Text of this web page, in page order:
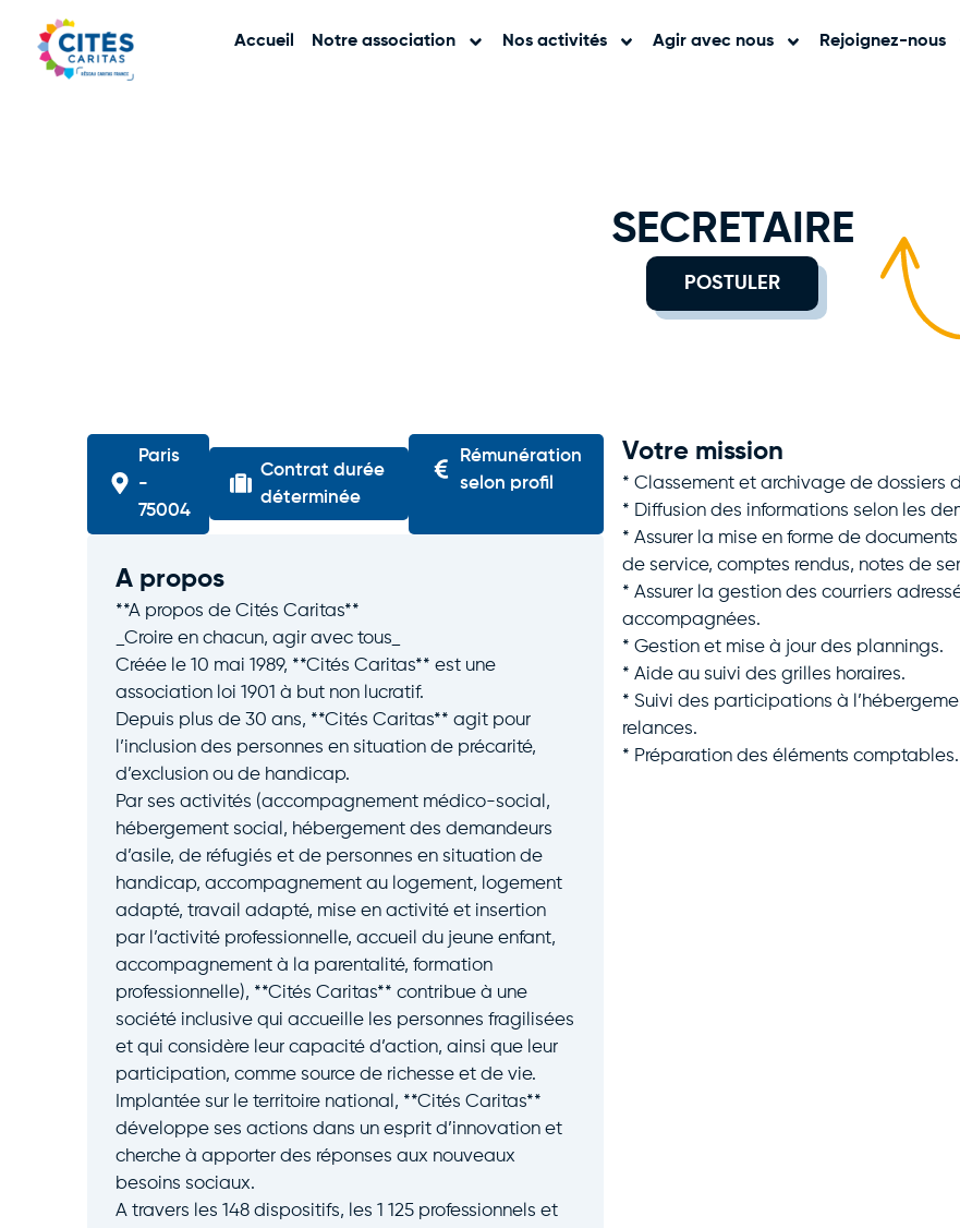
Accueil Notre association Nos activités Agir avec nous Rejoignez-nous
SECRETAIRE
POSTULER
Paris
-
75004
Contrat durée
déterminée
Rémunération
selon profil
A propos
**A propos de Cités Caritas**
_Croire en chacun, agir avec tous_
Créée le 10 mai 1989, **Cités Caritas** est une
association loi 1901 à but non lucratif.
Depuis plus de 30 ans, **Cités Caritas** agit pour
l’inclusion des personnes en situation de précarité,
d’exclusion ou de handicap.
Par ses activités (accompagnement médico-social,
hébergement social, hébergement des demandeurs
d’asile, de réfugiés et de personnes en situation de
handicap, accompagnement au logement, logement
adapté, travail adapté, mise en activité et insertion
par l’activité professionnelle, accueil du jeune enfant,
accompagnement à la parentalité, formation
professionnelle), **Cités Caritas** contribue à une
société inclusive qui accueille les personnes fragilisées
et qui considère leur capacité d’action, ainsi que leur
participation, comme source de richesse et de vie.
Implantée sur le territoire national, **Cités Caritas**
développe ses actions dans un esprit d’innovation et
cherche à apporter des réponses aux nouveaux
besoins sociaux.
A travers les 148 dispositifs, les 1 125 professionnels et
Votre mission
* Classement et archivage de dossiers
* Diffusion des informations selon les
* Assurer la mise en forme de
de service, comptes rendus, notes de
* Assurer la gestion des courriers
accompagnées.
* Gestion et mise à jour des plannings.
* Aide au suivi des grilles horaires.
* Suivi des participations à
relances.
* Préparation des éléments comptables.